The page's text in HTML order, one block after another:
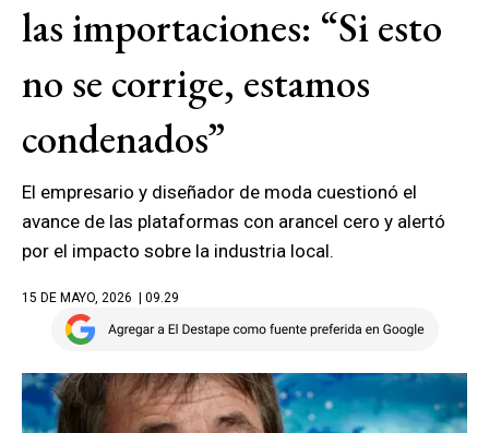
las importaciones: “Si esto
no se corrige, estamos
condenados”
El empresario y diseñador de moda cuestionó el
avance de las plataformas con arancel cero y alertó
por el impacto sobre la industria local.
15 DE MAYO, 2026 | 09.29